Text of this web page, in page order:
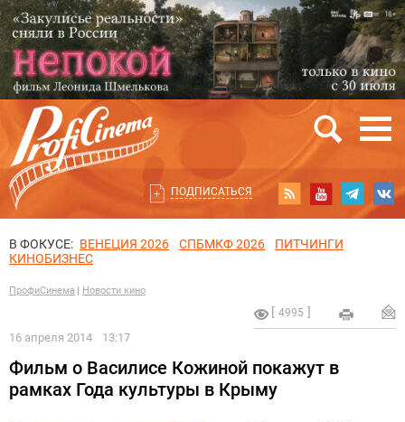
ПОДПИСАТЬСЯ
В ФОКУСЕ: ВЕНЕЦИЯ 2026 СПБМКФ 2026
ПИТЧИНГИ
КИНОБИЗНЕС
ПрофиСинема Новости кино
4995
16 апреля 2014 13:17
Фильм о Василисе Кожиной покажут в
рамках Года культуры в Крыму